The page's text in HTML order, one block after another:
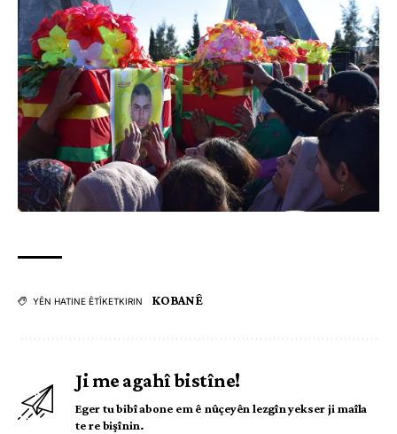
YÊN HATINE ÊTÎKETKIRIN KOBANÊ
Ji me agahî bistîne!
Eger tu bibî abone em ê nûçeyên lezgîn yekser ji maîla
te re bişînin.